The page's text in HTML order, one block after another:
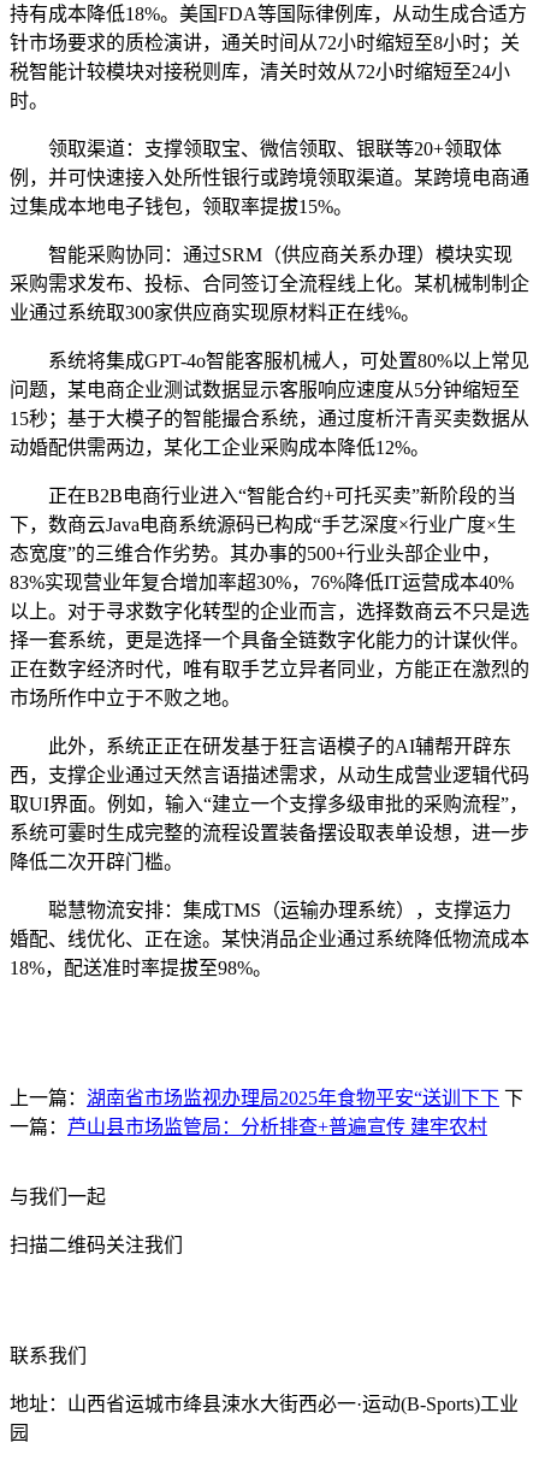
持有成本降低18%。美国FDA等国际律例库，从动生成合适方
针市场要求的质检演讲，通关时间从72小时缩短至8小时；关
税智能计较模块对接税则库，清关时效从72小时缩短至24小
时。
领取渠道：支撑领取宝、微信领取、银联等20+领取体
例，并可快速接入处所性银行或跨境领取渠道。某跨境电商通
过集成本地电子钱包，领取率提拔15%。
智能采购协同：通过SRM（供应商关系办理）模块实现
采购需求发布、投标、合同签订全流程线上化。某机械制制企
业通过系统取300家供应商实现原材料正在线%。
系统将集成GPT-4o智能客服机械人，可处置80%以上常见
问题，某电商企业测试数据显示客服响应速度从5分钟缩短至
15秒；基于大模子的智能撮合系统，通过度析汗青买卖数据从
动婚配供需两边，某化工企业采购成本降低12%。
正在B2B电商行业进入“智能合约+可托买卖”新阶段的当
下，数商云Java电商系统源码已构成“手艺深度×行业广度×生
态宽度”的三维合作劣势。其办事的500+行业头部企业中，
83%实现营业年复合增加率超30%，76%降低IT运营成本40%
以上。对于寻求数字化转型的企业而言，选择数商云不只是选
择一套系统，更是选择一个具备全链数字化能力的计谋伙伴。
正在数字经济时代，唯有取手艺立异者同业，方能正在激烈的
市场所作中立于不败之地。
此外，系统正正在研发基于狂言语模子的AI辅帮开辟东
西，支撑企业通过天然言语描述需求，从动生成营业逻辑代码
取UI界面。例如，输入“建立一个支撑多级审批的采购流程”，
系统可霎时生成完整的流程设置装备摆设取表单设想，进一步
降低二次开辟门槛。
聪慧物流安排：集成TMS（运输办理系统），支撑运力
婚配、线优化、正在途。某快消品企业通过系统降低物流成本
18%，配送准时率提拔至98%。
上一篇： 湖南省市场监视办理局2025年食物平安“送训下下 下
一篇： 芦山县市场监管局：分析排查+普遍宣传 建牢农村
与我们一起
扫描二维码关注我们
联系我们
地址：山西省运城市绛县涑水大街西必一·运动(B-Sports)工业
园